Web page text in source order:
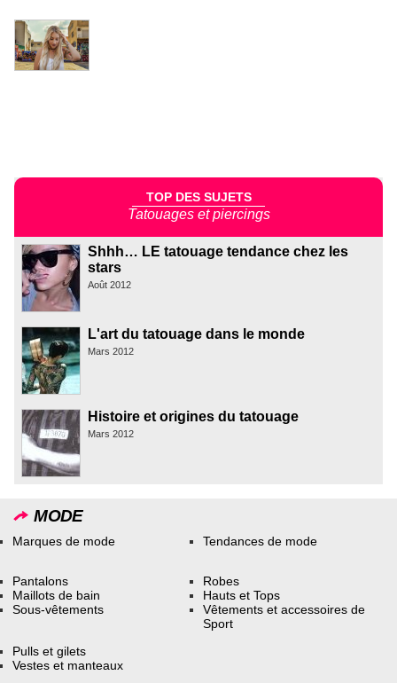
TOP DES SUJETS
Tatouages et piercings
Shhh… LE tatouage tendance chez les
stars
Août 2012
L'art du tatouage dans le monde
Mars 2012
Histoire et origines du tatouage
Mars 2012
MODE
Marques de mode Tendances de mode
Pantalons
Maillots de bain
Sous-vêtements
Robes
Hauts et Tops
Vêtements et accessoires de
Sport
Pulls et gilets
Vestes et manteaux